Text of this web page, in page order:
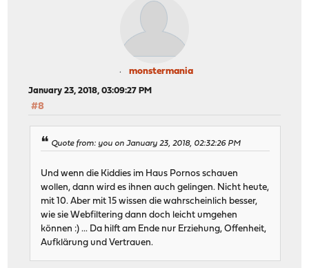
monstermania
January 23, 2018, 03:09:27 PM
#8
Quote from: you on January 23, 2018, 02:32:26 PM
Und wenn die Kiddies im Haus Pornos schauen
wollen, dann wird es ihnen auch gelingen. Nicht heute,
mit 10. Aber mit 15 wissen die wahrscheinlich besser,
wie sie Webfiltering dann doch leicht umgehen
können :) ... Da hilft am Ende nur Erziehung, Offenheit,
Aufklärung und Vertrauen.